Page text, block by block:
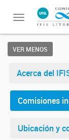
Toggle
VER MENOS
Acerca del
Comisiones
Ubicación y